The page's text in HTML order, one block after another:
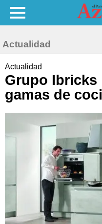
Actualidad
Actualidad
Grupo Ibricks
gamas de